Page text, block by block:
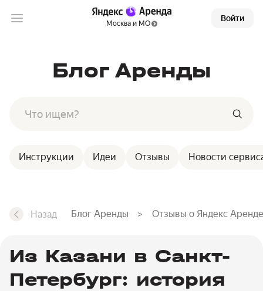
Москва и МО
Войти
Блог Аренды
Инструкции Идеи Отзывы Новости
Назад Блог Аренды Отзывы о Яндекс Аренде
Из Казани в Санкт-
Петербург: история